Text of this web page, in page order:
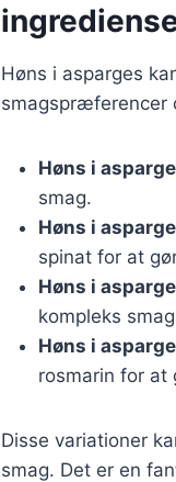
Høns i asparges
smagspræferencer
Høns i
smag.
Høns i
spinat for at
Høns i
kompleks
Høns i
rosmarin for at
Disse variationer
smag. Det er en